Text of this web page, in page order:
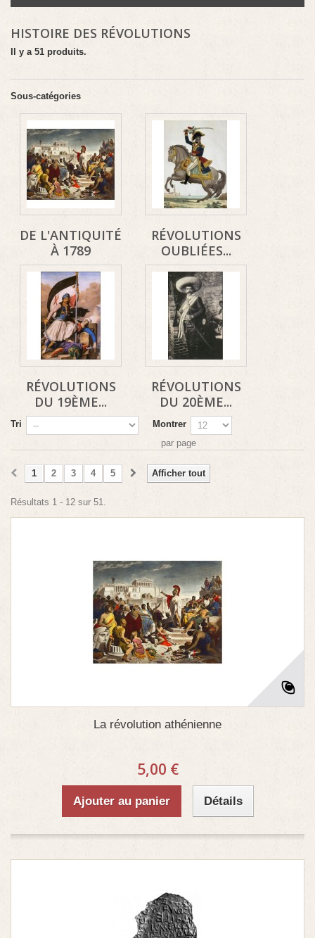
HISTOIRE DES RÉVOLUTIONS
Il y a 51 produits.
Sous-catégories
DE L'ANTIQUITÉ
À 1789
RÉVOLUTIONS
OUBLIÉES...
RÉVOLUTIONS
DU 19ÈME...
RÉVOLUTIONS
DU 20ÈME...
Tri
Montrer
par page
Afficher tout
1 2 3 4 5
Résultats 1 - 12 sur 51.
La révolution athénienne
5,00 €
Ajouter au panier Détails